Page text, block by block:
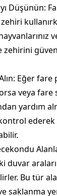
Düşünün:
zehirini
Eğer
veya fare
yardım
duvar
Bu tür
saklanma